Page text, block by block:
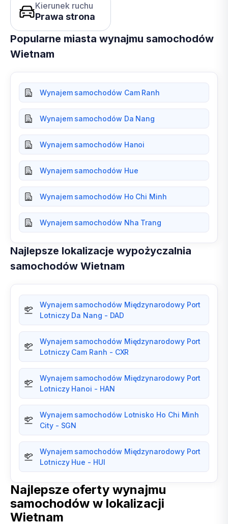
Kierunek ruchu
Prawa strona
Popularne miasta wynajmu samochodów
Wietnam
Wynajem samochodów Cam Ranh
Wynajem samochodów Da Nang
Wynajem samochodów Hanoi
Wynajem samochodów Hue
Wynajem samochodów Ho Chi Minh
Wynajem samochodów Nha Trang
Najlepsze lokalizacje wypożyczalnia
samochodów Wietnam
Wynajem samochodów Międzynarodowy Port
Lotniczy Da Nang - DAD
Wynajem samochodów Międzynarodowy Port
Lotniczy Cam Ranh - CXR
Wynajem samochodów Międzynarodowy Port
Lotniczy Hanoi - HAN
Wynajem samochodów Lotnisko Ho Chi Minh
City - SGN
Wynajem samochodów Międzynarodowy Port
Lotniczy Hue - HUI
Najlepsze oferty wynajmu
samochodów w lokalizacji
Wietnam